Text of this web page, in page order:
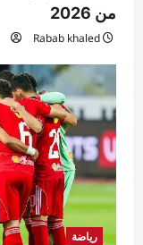
من 2026
Rabab khaled
رياضة